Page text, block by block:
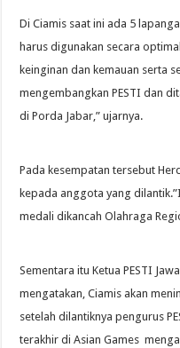
Di Ciamis saat ini ada 5
harus digunakan secara
keinginan dan kemauan serta
mengembangkan PESTI dan
di Porda Jabar,” ujarnya.
Pada kesempatan tersebut
kepada anggota yang
medali dikancah Olahraga
Sementara itu Ketua PESTI
mengatakan, Ciamis akan
setelah dilantiknya pengurus
terakhir di Asian Games